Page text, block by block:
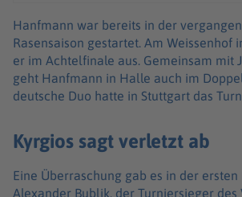
Hanfmann war bereits in der
Rasensaison gestartet. Am Weissenhof
er im Achtelfinale aus. Gemeinsam mit
geht Hanfmann in Halle auch im
deutsche Duo hatte in Stuttgart das
Kyrgios sagt verletzt ab
Eine Überraschung gab es in der ersten
Alexander Bublik, der Turniersieger des